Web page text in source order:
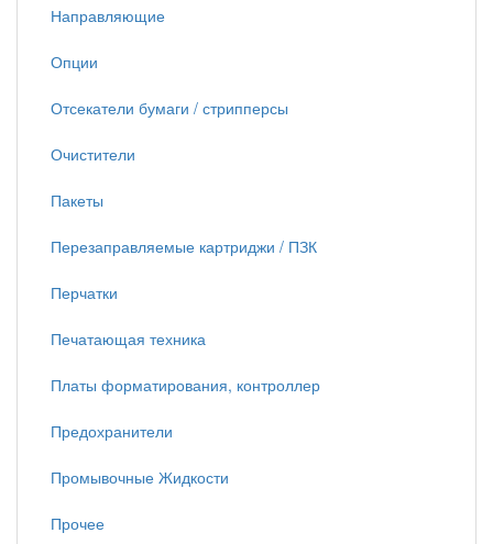
Направляющие
Опции
Отсекатели бумаги / стрипперсы
Очистители
Пакеты
Перезаправляемые картриджи / ПЗК
Перчатки
Печатающая техника
Платы форматирования, контроллер
Предохранители
Промывочные Жидкости
Прочее